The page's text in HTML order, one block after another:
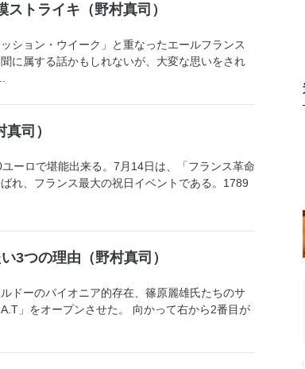
トライキ（野村真司）
ション・ウイーク」と重なったエールフランス
に属する話かもしれないが、大変な思いをされ
司）
ーロで堪能出来る。7月14日は、「フランス革命
れ、フランス最大の祝日イベントである。1789
3つの理由（野村真司）
ドーのパイオニア的存在、篠原麗雄氏たちのサ
」をオープンさせた。 向かって右から2番目が